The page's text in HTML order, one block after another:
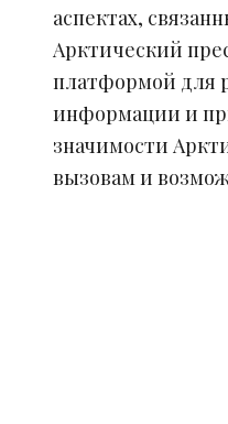
аспектах,
Арктический
платформой для
информации и
значимости
вызовам и